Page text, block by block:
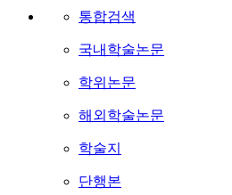
통합검색
국내학술논문
학위논문
해외학술논문
학술지
단행본